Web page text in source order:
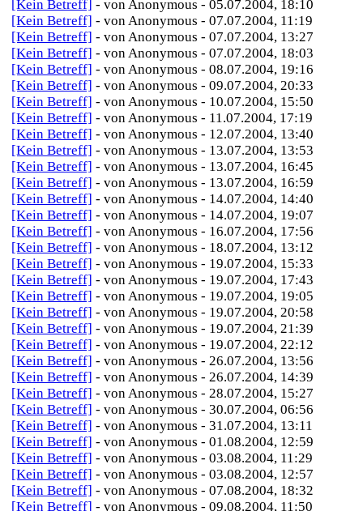
[Kein Betreff] - von Anonymous - 05.07.2004, 18:10
[Kein Betreff] - von Anonymous - 07.07.2004, 11:19
[Kein Betreff] - von Anonymous - 07.07.2004, 13:27
[Kein Betreff] - von Anonymous - 07.07.2004, 18:03
[Kein Betreff] - von Anonymous - 08.07.2004, 19:16
[Kein Betreff] - von Anonymous - 09.07.2004, 20:33
[Kein Betreff] - von Anonymous - 10.07.2004, 15:50
[Kein Betreff] - von Anonymous - 11.07.2004, 17:19
[Kein Betreff] - von Anonymous - 12.07.2004, 13:40
[Kein Betreff] - von Anonymous - 13.07.2004, 13:53
[Kein Betreff] - von Anonymous - 13.07.2004, 16:45
[Kein Betreff] - von Anonymous - 13.07.2004, 16:59
[Kein Betreff] - von Anonymous - 14.07.2004, 14:40
[Kein Betreff] - von Anonymous - 14.07.2004, 19:07
[Kein Betreff] - von Anonymous - 16.07.2004, 17:56
[Kein Betreff] - von Anonymous - 18.07.2004, 13:12
[Kein Betreff] - von Anonymous - 19.07.2004, 15:33
[Kein Betreff] - von Anonymous - 19.07.2004, 17:43
[Kein Betreff] - von Anonymous - 19.07.2004, 19:05
[Kein Betreff] - von Anonymous - 19.07.2004, 20:58
[Kein Betreff] - von Anonymous - 19.07.2004, 21:39
[Kein Betreff] - von Anonymous - 19.07.2004, 22:12
[Kein Betreff] - von Anonymous - 26.07.2004, 13:56
[Kein Betreff] - von Anonymous - 26.07.2004, 14:39
[Kein Betreff] - von Anonymous - 28.07.2004, 15:27
[Kein Betreff] - von Anonymous - 30.07.2004, 06:56
[Kein Betreff] - von Anonymous - 31.07.2004, 13:11
[Kein Betreff] - von Anonymous - 01.08.2004, 12:59
[Kein Betreff] - von Anonymous - 03.08.2004, 11:29
[Kein Betreff] - von Anonymous - 03.08.2004, 12:57
[Kein Betreff] - von Anonymous - 07.08.2004, 18:32
[Kein Betreff] - von Anonymous - 09.08.2004, 11:50